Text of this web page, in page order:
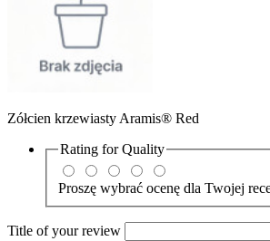
Zółcien krzewiasty Aramis® Red
Rating forQuality
Proszę wybrać ocenę dla Twojej
Title of your review